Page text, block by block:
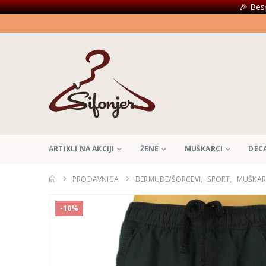
🎉
ARTIKLI NA AKCIJI ŽENE MUŠKARCI
PRODAVNICA BERMUDE/ŠORCEVI, SPORT,
-10%